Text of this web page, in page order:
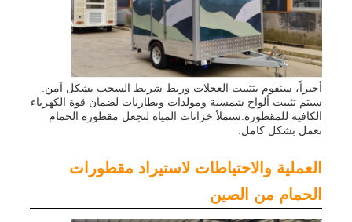
أخيراً، سنقوم بتثبيت العجلات وربط شريط السحب بشكل آمن.
سيتم تثبيت ألواح شمسية ومولدات وبطاريات لضمان قوة الكهرباء
الكافية للمقطورة.ستملأ خزانات المياه لتجعل مقطورة الحمام
تعمل بشكل كامل.
العملية والاحتياطات لاستيراد مقطورات
الحمام من الصين